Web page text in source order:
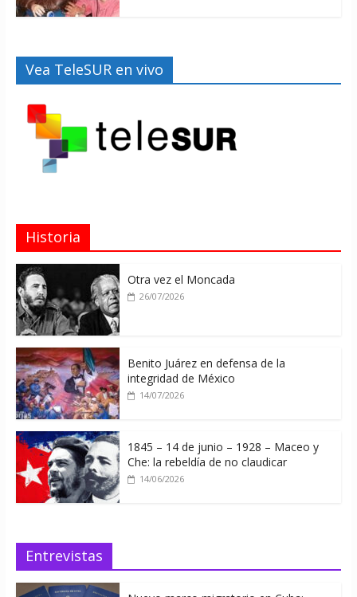
Vea TeleSUR en vivo
Historia
Otra vez el Moncada
26/07/2026
Benito Juárez en defensa de la
integridad de México
14/07/2026
1845 – 14 de junio – 1928 – Maceo y
Che: la rebeldía de no claudicar
14/06/2026
Entrevistas